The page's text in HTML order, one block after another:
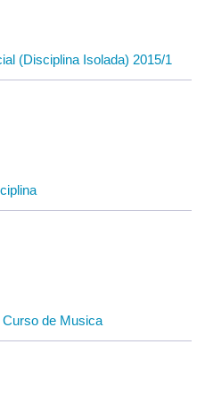
(Disciplina Isolada) 2015/1
de Musica